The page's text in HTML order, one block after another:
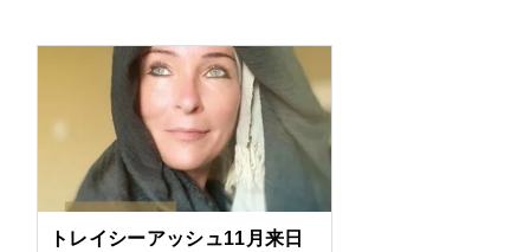
トレイシーアッシュ11月来日